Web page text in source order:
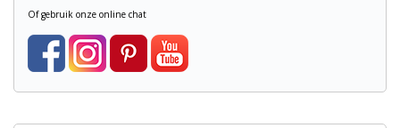
Of gebruik onze online chat